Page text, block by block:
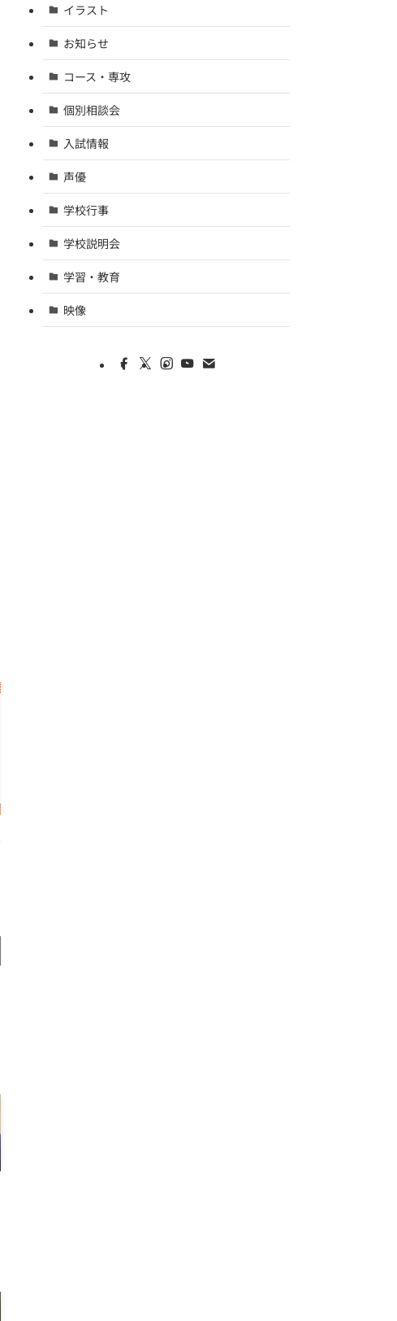
イラスト
お知らせ
コース・専攻
個別相談会
入試情報
声優
学校行事
学校説明会
学習・教育
映像